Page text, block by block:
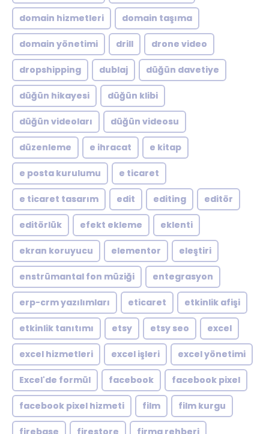
domain hizmetleri domain taşıma
domain yönetimi drill drone video
dropshipping dublaj düğün davetiye
düğün hikayesi düğün klibi
düğün videoları düğün videosu
düzenleme e ihracat e kitap
e posta kurulumu e ticaret
e ticaret tasarım edit editing editör
editörlük efekt ekleme eklenti
ekran koruyucu elementor eleştiri
enstrümantal fon müziği entegrasyon
erp-crm yazılımları eticaret etkinlik afişi
etkinlik tanıtımı etsy etsy seo excel
excel hizmetleri excel işleri excel yönetimi
Excel'de formül facebook facebook pixel
facebook pixel hizmeti film film kurgu
firebase firestore firma rehberi